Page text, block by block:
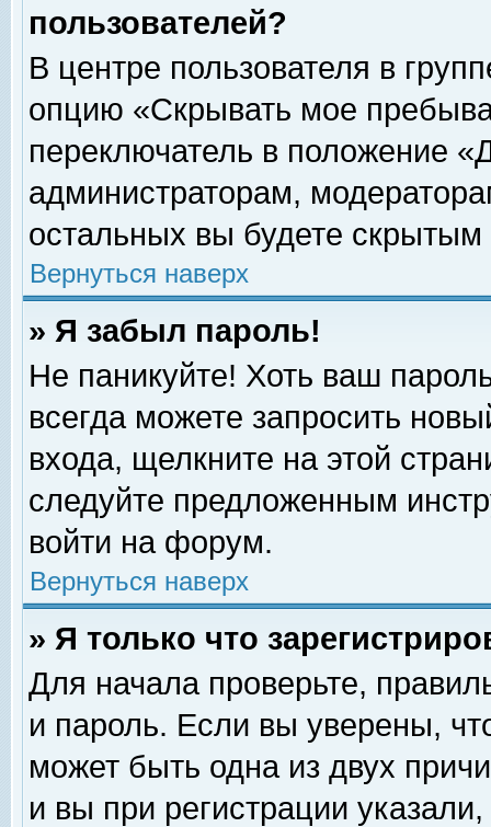
пользователей?
В центре пользователя в
опцию «Скрывать мое
переключатель в положение
администраторам,
остальных вы будете скрытым
Вернуться наверх
» Я забыл пароль!
Не паникуйте! Хоть ваш
всегда можете запросить
входа, щелкните на этой
следуйте предложенным
войти на форум.
Вернуться наверх
» Я только что
Для начала проверьте,
и пароль. Если вы уверены,
может быть одна из двух
и вы при регистрации